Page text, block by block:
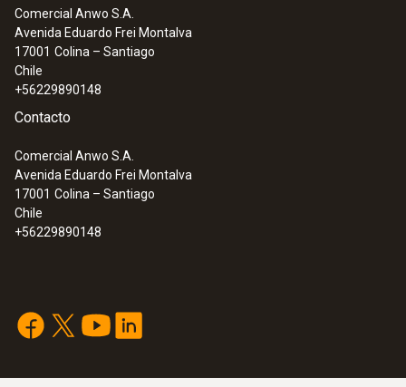
Medición de NO₂
Rango
Resolución
0,1 ppm
:0632 3340
testo 340 - Analizador de combustión
para la industria
Comercial Anwo S.A.
Avenida Eduardo Frei Montalva
17001 Colina – Santiago
Chile
+56229890148
Contacto
Comercial Anwo S.A.
Avenida Eduardo Frei Montalva
17001 Colina – Santiago
Chile
+56229890148